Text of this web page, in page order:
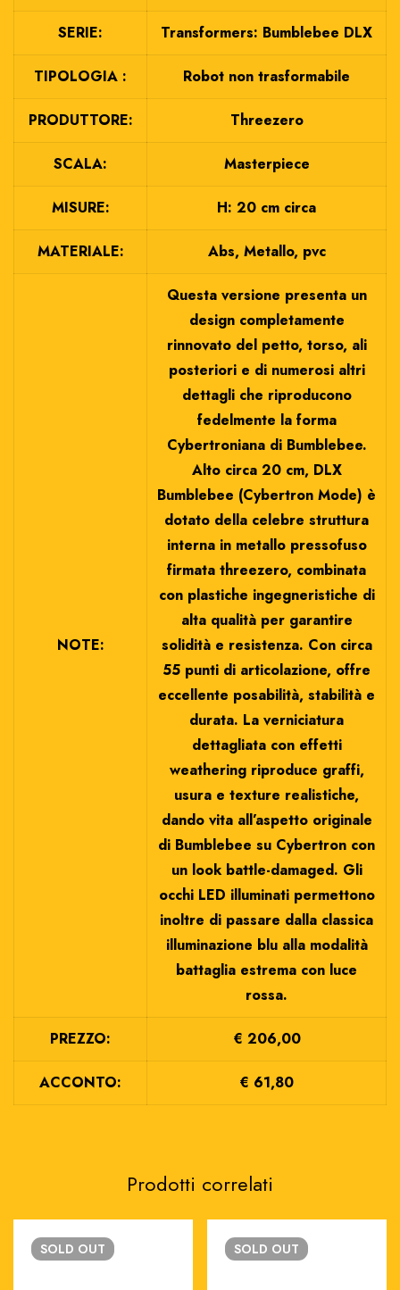
SERIE: Transformers: Bumblebee DLX
TIPOLOGIA : Robot non trasformabile
PRODUTTORE: Threezero
SCALA: Masterpiece
MISURE: H: 20 cm circa
MATERIALE: Abs, Metallo, pvc
NOTE:
Questa versione presenta un
design completamente
rinnovato del petto, torso, ali
posteriori e di numerosi altri
dettagli che riproducono
fedelmente la forma
Cybertroniana di Bumblebee.
Alto circa 20 cm, DLX
Bumblebee (Cybertron Mode) è
dotato della celebre struttura
interna in metallo pressofuso
firmata threezero, combinata
con plastiche ingegneristiche di
alta qualità per garantire
solidità e resistenza. Con circa
55 punti di articolazione, offre
eccellente posabilità, stabilità e
durata. La verniciatura
dettagliata con effetti
weathering riproduce graffi,
usura e texture realistiche,
dando vita all’aspetto originale
di Bumblebee su Cybertron con
un look battle-damaged. Gli
occhi LED illuminati permettono
inoltre di passare dalla classica
illuminazione blu alla modalità
battaglia estrema con luce
rossa.
PREZZO: € 206,00
ACCONTO: € 61,80
Prodotti correlati
SOLD OUT SOLD OUT